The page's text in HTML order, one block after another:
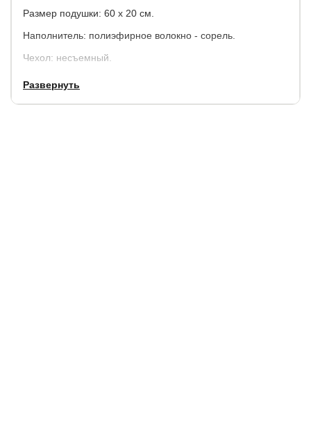
Размер подушки: 60 х 20 см.
Наполнитель: полиэфирное волокно - сорель.
Чехол: несъемный.
Цвет на выбор: Зигзаг небесный/Звездопад на сером и
Зигзаг коралловый/Пряники коралловый.
Развернуть